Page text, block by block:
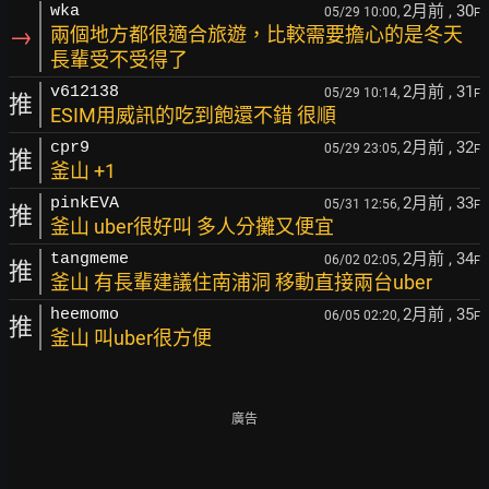
→
wka 05/29 10:00, 2月前 , 30F
兩個地方都很適合旅遊，比較需要擔心的是冬天
長輩受不受得了
推 v612138 05/29 10:14, 2月前 , 31 F
ESIM用威訊的吃到飽還不錯 很順
推 cpr9 05/29 23:05, 2月前 , 32F
釜山 +1
推 pinkEVA 05/31 12:56, 2月前 , 33F
釜山 uber很好叫 多人分攤又便宜
推 tangmeme 06/02 02:05, 2月前 , 34F
釜山 有長輩建議住南浦洞 移動直接兩台uber
推 heemomo 06/05 02:20, 2月前 , 35F
釜山 叫uber很方便
廣告